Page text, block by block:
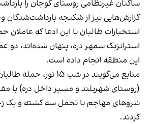
ساکنان غیرنظامی روستای کوجان را
گزارش‌هایی نیز از شکنجه بازداشت‌شدگان
استخبارات طالبان با این ادعا که عاملان
استراتژیک سمهر دره، پنهان شده‌اند، دو
این منطقه انجام داده است.
منابع می‌گویند در شب ۱۵ ثور،
(روستای شهربلند و مسیر داخل دره) با
نیروهای مهاجم با تحمل سه کشته و
کردند.